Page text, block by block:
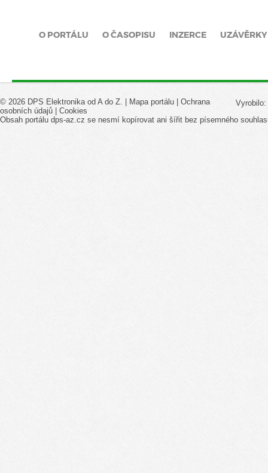
O PORTÁLU O ČASOPISU INZERCE UZÁVĚRKY
Vyrobilo:
© 2026 DPS Elektronika od A do Z. | Mapa portálu | Ochrana
osobních údajů | Cookies
Obsah portálu dps-az.cz se nesmí kopírovat ani šířit bez písemného